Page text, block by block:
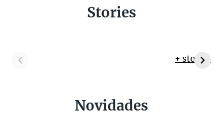
Stories
+ stories
Novidades